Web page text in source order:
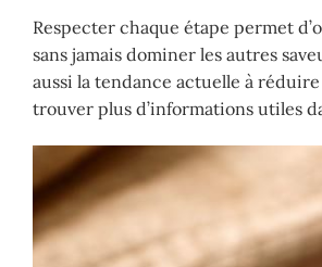
Respecter chaque étape permet
sans jamais dominer les autres
aussi la tendance actuelle à
trouver plus d’informations utiles